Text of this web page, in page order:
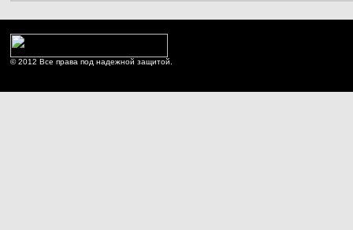
© 2012 Все права под надежной защитой.